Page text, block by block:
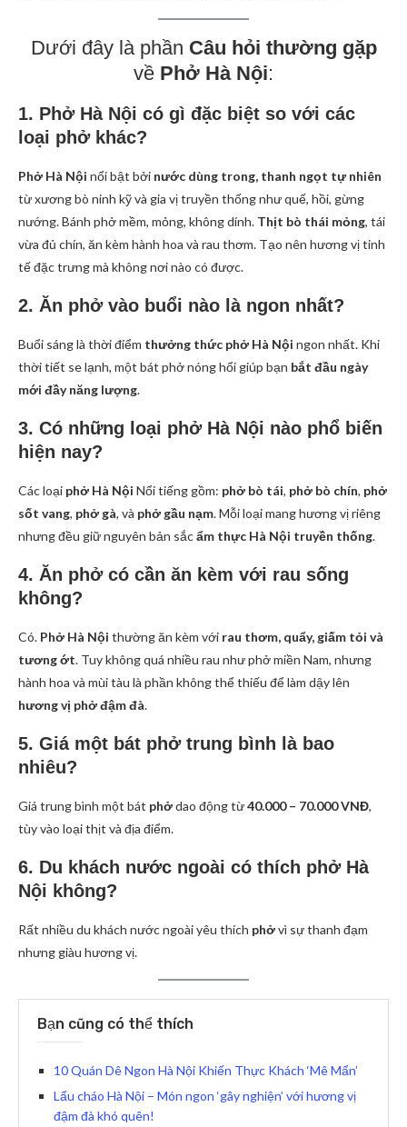
Dưới đây là phần Câu hỏi thường gặp
về Phở Hà Nội:
1. Phở Hà Nội có gì đặc biệt so với các
loại phở khác?
Phở Hà Nội nổi bật bởi nước dùng trong, thanh ngọt tự nhiên
từ xương bò ninh kỹ và gia vị truyền thống như quế, hồi, gừng
nướng. Bánh phở mềm, mỏng, không dính. Thịt bò thái mỏng, tái
vừa đủ chín, ăn kèm hành hoa và rau thơm. Tạo nên hương vị tinh
tế đặc trưng mà không nơi nào có được.
2. Ăn phở vào buổi nào là ngon nhất?
Buổi sáng là thời điểm thưởng thức phở Hà Nội ngon nhất. Khi
thời tiết se lạnh, một bát phở nóng hổi giúp bạn bắt đầu ngày
mới đầy năng lượng.
3. Có những loại phở Hà Nội nào phổ biến
hiện nay?
Các loại phở Hà Nội Nổi tiếng gồm: phở bò tái, phở bò chín, phở
sốt vang, phở gà, và phở gầu nạm. Mỗi loại mang hương vị riêng
nhưng đều giữ nguyên bản sắcẩm thực Hà Nội truyền thống.
4. Ăn phở có cần ăn kèm với rau sống
không?
Có. Phở Hà Nội thường ăn kèm với rau thơm, quẩy, giấm tỏi và
tương ớt. Tuy không quá nhiều rau như phở miền Nam, nhưng
hành hoa và mùi tàu là phần không thể thiếu để làm dậy lên
hương vị phở đậm đà.
5. Giá một bát phở trung bình là bao
nhiêu?
Giá trung bình một bát phởdao động từ40.000 – 70.000 VNĐ,
tùy vào loại thịt và địa điểm.
6. Du khách nước ngoài có thích phở Hà
Nội không?
Rất nhiều du khách nước ngoài yêu thích phởvì sự thanh đạm
nhưng giàu hương vị.
Bạn cũng có thể thích
10 Quán Dê Ngon Hà Nội Khiến Thực Khách ‘Mê Mẩn’
Lẩu cháo Hà Nội – Món ngon ‘gây nghiện’ với hương vị
đậm đà khó quên!